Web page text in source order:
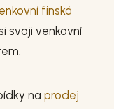
finská
svoji venkovní
na prodej